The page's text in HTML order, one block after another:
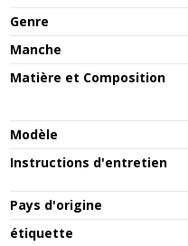
Genre
Manche
Matière et Composition
Modèle
Instructions d'entretien
Pays d'origine
étiquette